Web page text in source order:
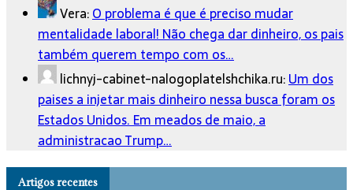
Vera:O problema é que é preciso mudar
mentalidade laboral! Não chega dar dinheiro, os pais
também querem tempo com os…
lichnyj-cabinet-nalogoplatelshchika.ru:Um dos
paises a injetar mais dinheiro nessa busca foram os
Estados Unidos. Em meados de maio, a
administracao Trump…
Artigos recentes